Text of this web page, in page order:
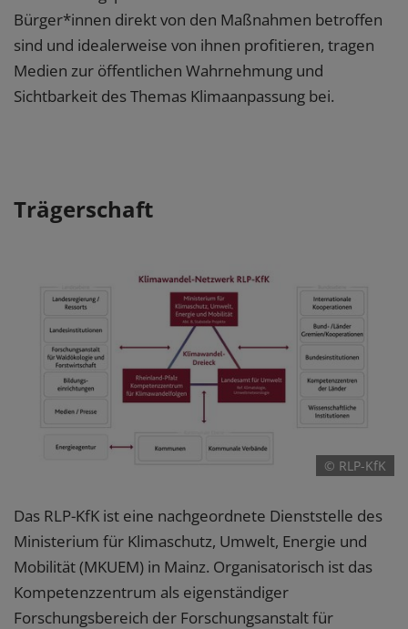
Bürger*innen direkt von den Maßnahmen betroffen
sind und idealerweise von ihnen profitieren, tragen
Medien zur öffentlichen Wahrnehmung und
Sichtbarkeit des Themas Klimaanpassung bei.
Trägerschaft
© RLP-KfK
Das RLP-KfK ist eine nachgeordnete Dienststelle des
Ministerium für Klimaschutz, Umwelt, Energie und
Mobilität (MKUEM) in Mainz. Organisatorisch ist das
Kompetenzzentrum als eigenständiger
Forschungsbereich der Forschungsanstalt für